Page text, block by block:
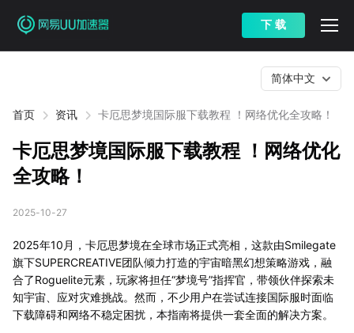
下 载
首页 资讯 卡厄思梦境国际服下载教程 ！网络优化全攻略！
简体中文
卡厄思梦境国际服下载教程 ！网络优化
全攻略！
2025-10-27
2025年10月，卡厄思梦境在全球市场正式亮相，这款由Smilegate
旗下SUPERCREATIVE团队倾力打造的宇宙暗黑幻想策略游戏，融
合了Roguelite元素，玩家将担任“梦境号”指挥官，带领伙伴探索未
知宇宙、应对灾难挑战。然而，不少用户在尝试连接国际服时面临
下载障碍和网络不稳定困扰，本指南将提供一套全面的解决方案。